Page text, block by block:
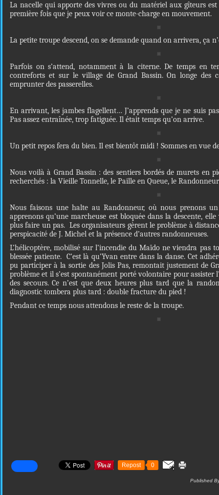
La nacelle qui apporte des vivres ou du matériel aux gîteurs est
première fois que je peux voir ce monte-charge en mouvement.
La petite troupe descend, on se demande quand on arrivera, ça
Parfois on s’attend, notamment à la citerne. De temps en
contreforts et sur le village de Grand Bassin. On longe des
emprunter des passerelles.
En arrivant, les jambes flagellent… J’apprends que je ne suis
Pas assez entraînée, trop fatiguée. Il était temps qu’on arrive.
Un petit repos fera du bien. Il est bientôt midi ! Sommes en vue
Nous voilà à Grand Bassin : des sentiers bordés de murets en
recherchés : la Vieille Tonnelle, le Paille en Queue, le
Nous faisons une halte au Randonneur, où nous prenons
apprenons qu’une marcheuse est bloquée dans la descente,
plus faire un pas. Les organisateurs gèrent le problème à
perspicacité de J. Michel et la présence d’autres randonneuses.
L’hélicoptère, mobilisé sur l’incendie du Maïdo ne viendra pas
blessée patiente. C’est là qu’Yvan entre dans la danse. Cet
pu participer à la sortie des Jolis Pas, remontait justement de
problème et il s’est spontanément porté volontaire pour assister
des secours. Ce n’est que deux heures plus tard que la
diagnostic tombera plus tard : double fracture du pied !
Pendant ce temps nous attendons le reste de la troupe.
Repost 0
Published